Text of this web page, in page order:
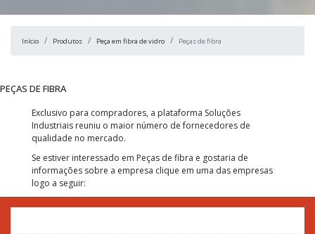
Início Produtos Peça em fibra de vidro Peças de fibra
PEÇAS DE FIBRA
Exclusivo para compradores, a plataforma Soluções
Industriais reuniu o maior número de fornecedores de
qualidade no mercado.
Se estiver interessado em Peças de fibra e gostaria de
informações sobre a empresa clique em uma das empresas
logo a seguir: